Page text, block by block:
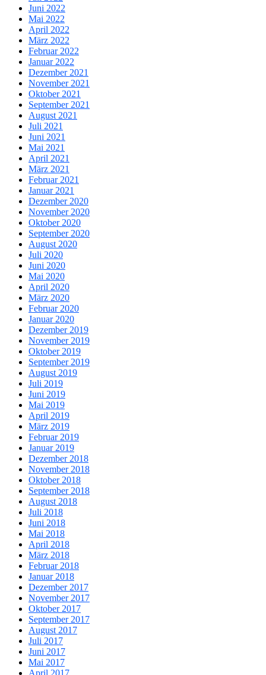
Juni 2022
Mai 2022
April 2022
März 2022
Februar 2022
Januar 2022
Dezember 2021
November 2021
Oktober 2021
September 2021
August 2021
Juli 2021
Juni 2021
Mai 2021
April 2021
März 2021
Februar 2021
Januar 2021
Dezember 2020
November 2020
Oktober 2020
September 2020
August 2020
Juli 2020
Juni 2020
Mai 2020
April 2020
März 2020
Februar 2020
Januar 2020
Dezember 2019
November 2019
Oktober 2019
September 2019
August 2019
Juli 2019
Juni 2019
Mai 2019
April 2019
März 2019
Februar 2019
Januar 2019
Dezember 2018
November 2018
Oktober 2018
September 2018
August 2018
Juli 2018
Juni 2018
Mai 2018
April 2018
März 2018
Februar 2018
Januar 2018
Dezember 2017
November 2017
Oktober 2017
September 2017
August 2017
Juli 2017
Juni 2017
Mai 2017
April 2017